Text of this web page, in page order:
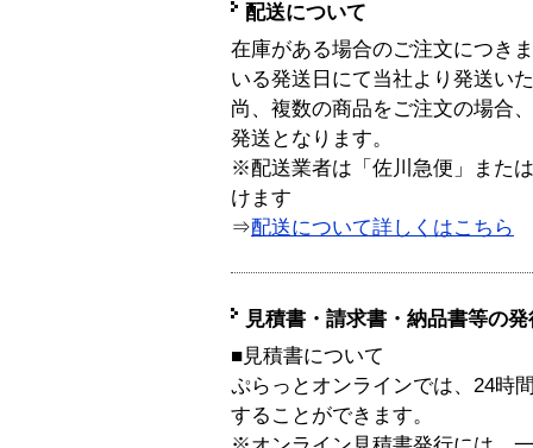
配送について
在庫がある場合のご注文につき
いる発送日にて当社より発送い
尚、複数の商品をご注文の場合
発送となります。
※配送業者は「佐川急便」また
けます
⇒配送について詳しくはこちら
見積書・請求書・納品書等の
■見積書について
ぷらっとオンラインでは、24時
することができます。